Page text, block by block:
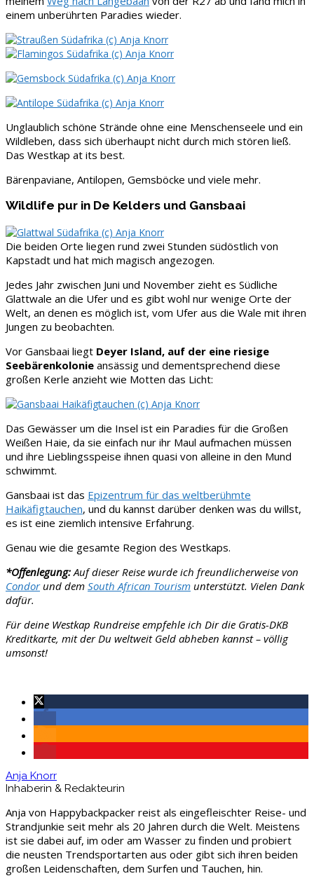
einem unberührten Paradies wieder.
Unglaublich schöne Strände ohne eine Menschenseele und ein
Wildleben, dass sich überhaupt nicht durch mich stören ließ.
Das Westkap at its best.
Bärenpaviane, Antilopen, Gemsböcke und viele mehr.
Wildlife pur in De Kelders und Gansbaai
Die beiden Orte liegen rund zwei Stunden südöstlich von
Kapstadt und hat mich magisch angezogen.
Jedes Jahr zwischen Juni und November zieht es Südliche
Glattwale an die Ufer und es gibt wohl nur wenige Orte der
Welt, an denen es möglich ist, vom Ufer aus die Wale mit ihren
Jungen zu beobachten.
Vor Gansbaai liegt Deyer Island, auf der eine riesige
Seebärenkolonie ansässig und dementsprechend diese
großen Kerle anzieht wie Motten das Licht:
Das Gewässer um die Insel ist ein Paradies für die Großen
Weißen Haie, da sie einfach nur ihr Maul aufmachen müssen
und ihre Lieblingsspeise ihnen quasi von alleine in den Mund
schwimmt.
Gansbaai ist das Epizentrum für das weltberühmte
Haikäfigtauchen, und du kannst darüber denken was du willst,
es ist eine ziemlich intensive Erfahrung.
Genau wie die gesamte Region des Westkaps.
*Offenlegung: Auf dieser Reise wurde ich freundlicherweise von
Condorund dem South African Tourism unterstützt. Vielen Dank
dafür.
Für deine Westkap Rundreise empfehle ich Dir die Gratis-DKB
Kreditkarte, mit der Du weltweit Geld abheben kannst – völlig
umsonst!
Anja Knorr
Inhaberin & Redakteurin
Anja von Happybackpacker reist als eingefleischter Reise- und
Strandjunkie seit mehr als 20 Jahren durch die Welt. Meistens
ist sie dabei auf, im oder am Wasser zu finden und probiert
die neusten Trendsportarten aus oder gibt sich ihren beiden
großen Leidenschaften, dem Surfen und Tauchen, hin.